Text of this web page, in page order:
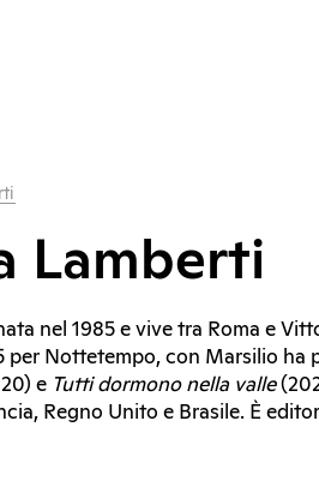
Lamberti
nel 1985 e vive tra Roma e
per Nottetempo, con Marsilio ha
e Tutti dormono nella valle
Regno Unito e Brasile. È